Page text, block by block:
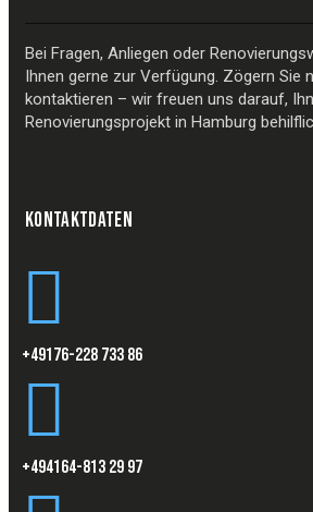
Bei Fragen, Anliegen oder
Ihnen gerne zur Verfügung. Zögern Sie
kontaktieren – wir freuen uns darauf,
Renovierungsprojekt in Hamburg
KONTAKTDATEN
+49176-228 733 86
+494164-813 29 97